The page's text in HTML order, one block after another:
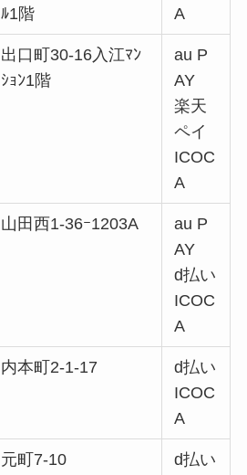
ﾙ1階
A
出口町30-16入江ﾏﾝ
ｼｮﾝ1階
au P
AY
楽天
ペイ
ICOC
A
山田西1-36ｰ1203A
au P
AY
d払い
ICOC
A
内本町2-1-17
d払い
ICOC
A
元町7-10
d払い